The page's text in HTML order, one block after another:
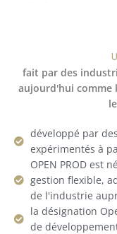
fait par des
aujourd'hui comme
développé par
expérimentés à
OPEN PROD est
gestion flexible,
de l'industrie
la désignation
de